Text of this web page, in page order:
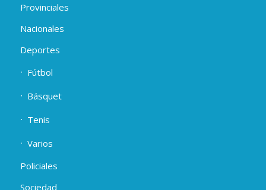
Provinciales
Nacionales
Deportes
Fútbol
Básquet
Tenis
Varios
Policiales
Sociedad